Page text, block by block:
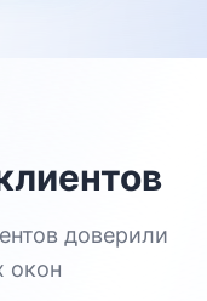
доверили
окон